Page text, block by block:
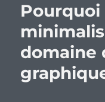
domaine